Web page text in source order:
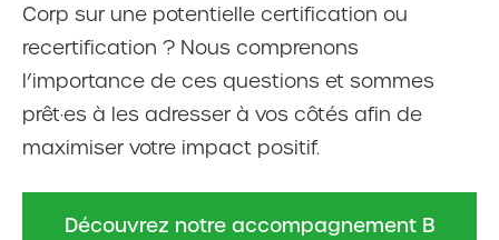
Corp sur une potentielle certification ou
recertification ? Nous comprenons
l’importance de ces questions et sommes
prêt·es à les adresser à vos côtés afin de
maximiser votre impact positif.
Découvrez notre accompagnement B